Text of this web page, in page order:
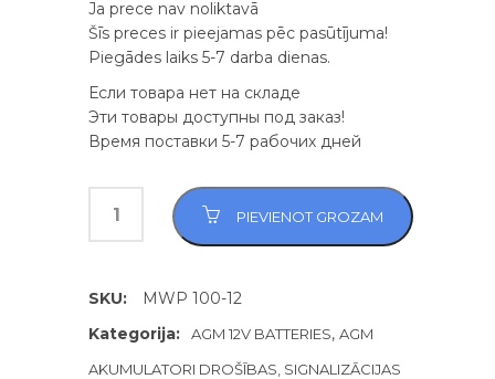
Ja prece nav noliktavā
Šīs preces ir pieejamas pēc pasūtījuma!
Piegādes laiks 5-7 darba dienas.
Если товара нет на складе
Эти товары доступны под заказ!
Время поставки 5-7 рабочих дней
PIEVIENOT GROZAM
SKU:
MWP 100-12
Kategorija:
AGM 12V BATTERIES, AGM
AKUMULATORI DROŠĪBAS, SIGNALIZĀCIJAS